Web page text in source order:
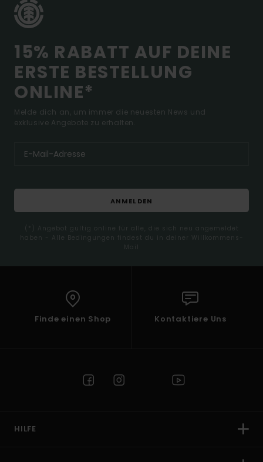
15% RABATT AUF DEINE
ERSTE BESTELLUNG
ONLINE*
Melde dich an, um immer die neuesten News und
exklusive Angebote zu erhalten.
ANMELDEN
(*) Angebot gültig online für alle, die sich neu angemeldet
haben - Alle Bedingungen findest du in deiner Willkommens-
Mail
Finde einen Shop Kontaktiere Uns
HILFE